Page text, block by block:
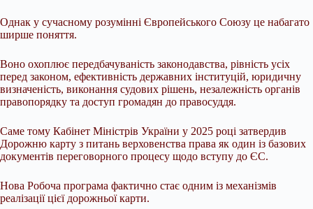
Однак у сучасному розумінні Європейського Союзу це набагато
ширше поняття.
Воно охоплює передбачуваність законодавства, рівність усіх
перед законом, ефективність державних інституцій, юридичну
визначеність, виконання судових рішень, незалежність органів
правопорядку та доступ громадян до правосуддя.
Саме тому Кабінет Міністрів України у 2025 році затвердив
Дорожню карту з питань верховенства права як один із базових
документів переговорного процесу щодо вступу до ЄС.
Нова Робоча програма фактично стає одним із механізмів
реалізації цієї дорожньої карти.